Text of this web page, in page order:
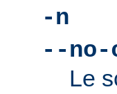
-n
--no-
Le